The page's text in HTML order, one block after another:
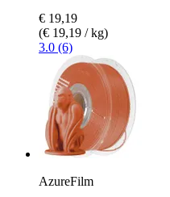
€ 19,19
(€ 19,19 / kg)
3.0 (6)
AzureFilm